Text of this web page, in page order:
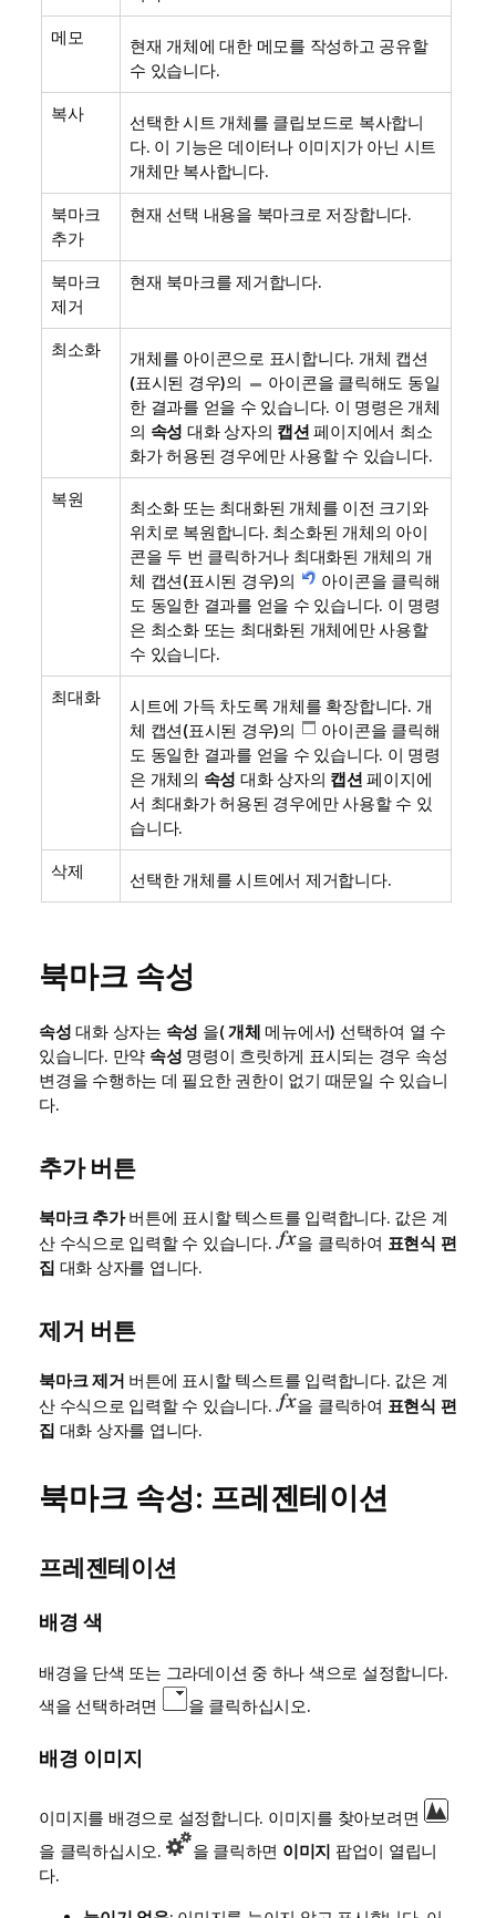
메모
현재 개체에 대한 메모를 작성하고 공유할
수 있습니다.
복사
선택한 시트 개체를 클립보드로 복사합니
다. 이 기능은 데이터나 이미지가 아닌 시트
개체만 복사합니다.
북마크
추가
현재 선택 내용을 북마크로 저장합니다.
북마크
제거
현재 북마크를 제거합니다.
최소화
개체를 아이콘으로 표시합니다. 개체 캡션
(표시된 경우)의
아이콘을 클릭해도 동일
한 결과를 얻을 수 있습니다. 이 명령은 개체
의 속성 대화 상자의 캡션 페이지에서 최소
화가 허용된 경우에만 사용할 수 있습니다.
복원
최소화 또는 최대화된 개체를 이전 크기와
위치로 복원합니다. 최소화된 개체의 아이
콘을 두 번 클릭하거나 최대화된 개체의 개
체 캡션(표시된 경우)의
아이콘을 클릭해
도 동일한 결과를 얻을 수 있습니다. 이 명령
은 최소화 또는 최대화된 개체에만 사용할
수 있습니다.
최대화
시트에 가득 차도록 개체를 확장합니다. 개
체 캡션(표시된 경우)의
아이콘을 클릭해
도 동일한 결과를 얻을 수 있습니다. 이 명령
은 개체의 속성 대화 상자의 캡션 페이지에
서 최대화가 허용된 경우에만 사용할 수 있
습니다.
삭제 선택한 개체를 시트에서 제거합니다.
북마크 속성
속성 대화 상자는 속성 을(개체 메뉴에서) 선택하여 열 수
있습니다. 만약 속성 명령이 흐릿하게 표시되는 경우 속성
변경을 수행하는 데 필요한 권한이 없기 때문일 수 있습니
다.
추가 버튼
북마크 추가버튼에 표시할 텍스트를 입력합니다. 값은 계
산 수식으로 입력할 수 있습니다.
을 클릭하여 표현식 편
집 대화 상자를 엽니다.
제거 버튼
북마크 제거 버튼에 표시할 텍스트를 입력합니다. 값은 계
산 수식으로 입력할 수 있습니다.
을 클릭하여 표현식 편
집 대화 상자를 엽니다.
북마크 속성: 프레젠테이션
프레젠테이션
배경 색
배경을 단색 또는 그라데이션 중 하나 색으로 설정합니다.
색을 선택하려면
을 클릭하십시오.
배경 이미지
이미지를 배경으로 설정합니다. 이미지를 찾아보려면
을 클릭하십시오.
을 클릭하면 이미지 팝업이 열립니
다.